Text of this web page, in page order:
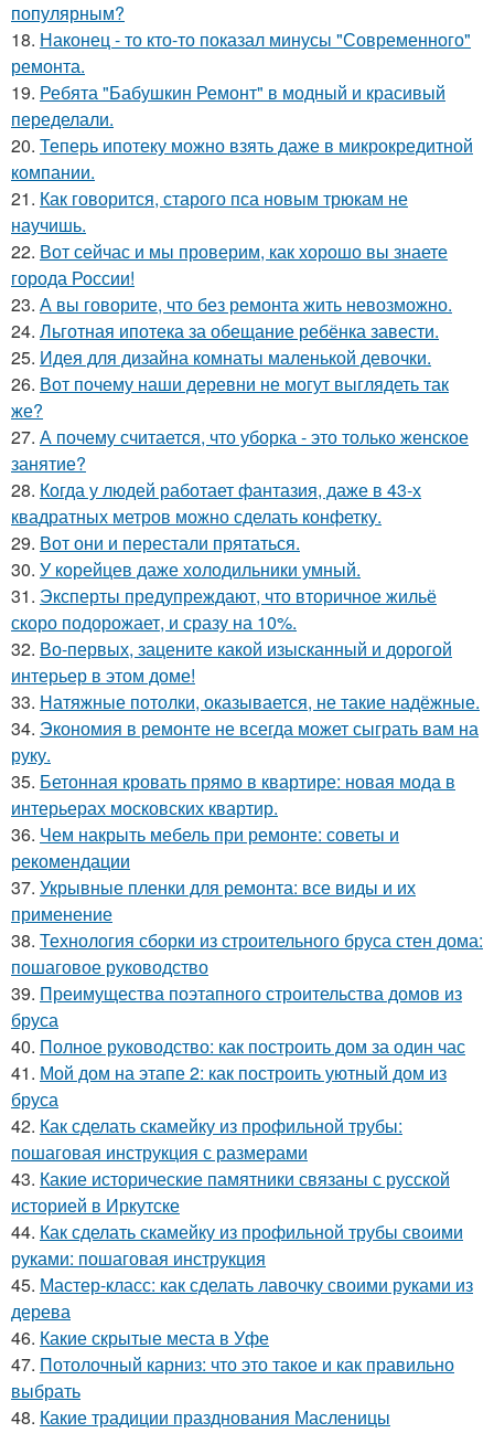
популярным?
18. Наконец - то кто-то показал минусы "Современного"
ремонта.
19. Ребята "Бабушкин Ремонт" в модный и красивый
переделали.
20. Теперь ипотеку можно взять даже в микрокредитной
компании.
21. Как говорится, старого пса новым трюкам не
научишь.
22. Вот сейчас и мы проверим, как хорошо вы знаете
города России!
23. А вы говорите, что без ремонта жить невозможно.
24. Льготная ипотека за обещание ребёнка завести.
25. Идея для дизайна комнаты маленькой девочки.
26. Вот почему наши деревни не могут выглядеть так
же?
27. А почему считается, что уборка - это только женское
занятие?
28. Когда у людей работает фантазия, даже в 43-х
квадратных метров можно сделать конфетку.
29. Вот они и перестали прятаться.
30. У корейцев даже холодильники умный.
31. Эксперты предупреждают, что вторичное жильё
скоро подорожает, и сразу на 10%.
32. Во-первых, зацените какой изысканный и дорогой
интерьер в этом доме!
33. Натяжные потолки, оказывается, не такие надёжные.
34. Экономия в ремонте не всегда может сыграть вам на
руку.
35. Бетонная кровать прямо в квартире: новая мода в
интерьерах московских квартир.
36. Чем накрыть мебель при ремонте: советы и
рекомендации
37. Укрывные пленки для ремонта: все виды и их
применение
38. Технология сборки из строительного бруса стен дома:
пошаговое руководство
39. Преимущества поэтапного строительства домов из
бруса
40. Полное руководство: как построить дом за один час
41. Мой дом на этапе 2: как построить уютный дом из
бруса
42. Как сделать скамейку из профильной трубы:
пошаговая инструкция с размерами
43. Какие исторические памятники связаны с русской
историей в Иркутске
44. Как сделать скамейку из профильной трубы своими
руками: пошаговая инструкция
45. Мастер-класс: как сделать лавочку своими руками из
дерева
46. Какие скрытые места в Уфе
47. Потолочный карниз: что это такое и как правильно
выбрать
48. Какие традиции празднования Масленицы